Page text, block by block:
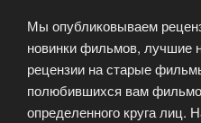
Мы опубликовываем
новинки фильмов, лучшие
рецензии на старые
полюбившихся вам
определенного круга лиц.